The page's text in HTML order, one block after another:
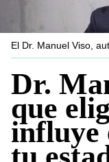
El Dr. Manuel Viso,
Dr.
que
influye